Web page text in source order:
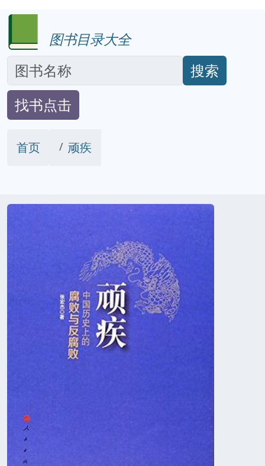
图书目录大全
搜索
找书点击
首页 顽疾